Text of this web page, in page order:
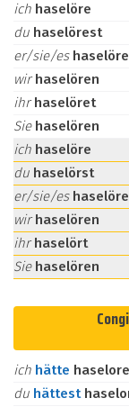
ich haselöre
du haselörest
er/sie/es haselöre
wirhaselören
ihrhaselöret
Sie haselören
ich haselöre
du haselörst
er/sie/es haselöre
wirhaselören
ihrhaselört
Sie haselören
ich hätte
du hättest